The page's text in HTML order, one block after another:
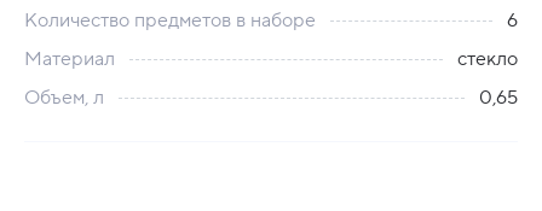
Количество предметов в наборе
6
Материал
стекло
Объем, л
0,65